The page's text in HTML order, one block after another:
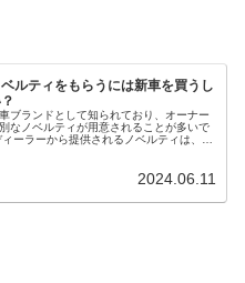
ルティをもらうには新車を買うし
ブランドとして知られており、オーナー
なノベルティが用意されることが多いで
ーラーから提供されるノベルティは、上
2024.06.11